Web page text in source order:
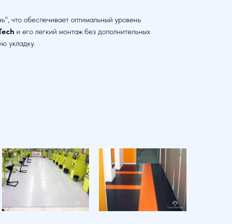
что обеспечивает оптимальный уровень
и его легкий монтаж без дополнительных
укладку.